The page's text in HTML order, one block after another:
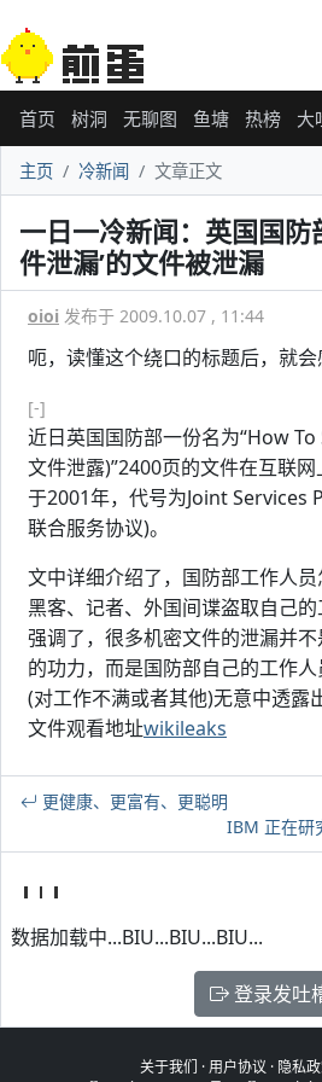
首页 树洞 无聊图 鱼塘 热榜 大
主页 冷新闻 文章正文
一日一冷新闻：英国国防
件泄漏’的文件被泄漏
oioi 发布于 2009.10.07 , 11:44
呃，读懂这个绕口的标题后，就会
[-]
近日英国国防部一份名为“How
文件泄露)”2400页的文件在互联
于2001年，代号为Joint Services
联合服务协议)。
文中详细介绍了，国防部工作人
黑客、记者、外国间谍盗取自己
强调了，很多机密文件的泄漏并
的功力，而是国防部自己的工作
(对工作不满或者其他)无意中透露
文件观看地址wikileaks
更健康、更富有、更聪明
IBM 正在研
数据加载中...BIU...BIU...BIU...
登录发吐
关于我们 ·用户协议 · 隐私